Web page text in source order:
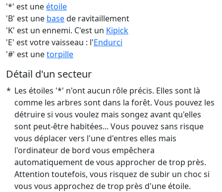
'*' est uneétoile
'B' est une basede ravitaillement
'K' est un ennemi. C'est un Kipick
'E' est votre vaisseau : l'Endurci
'#' est unetorpille
Détail d'un secteur
* Les étoiles '*' n'ont aucun rôle précis. Elles sont là
comme les arbres sont dans la forêt. Vous pouvez les
détruire si vous voulez mais songez avant qu'elles
sont peut-être habitées... Vous pouvez sans risque
vous déplacer vers l'une d'entres elles mais
l'ordinateur de bord vous empêchera
automatiquement de vous approcher de trop près.
Attention toutefois, vous risquez de subir un choc si
vous vous approchez de trop près d'une étoile.